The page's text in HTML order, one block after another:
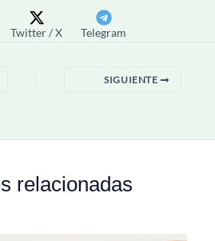
Twitter / X Telegram
SIGUIENTE
relacionadas